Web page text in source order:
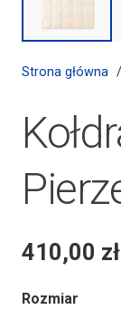
Strona główna /
410,00 zł
Rozmiar